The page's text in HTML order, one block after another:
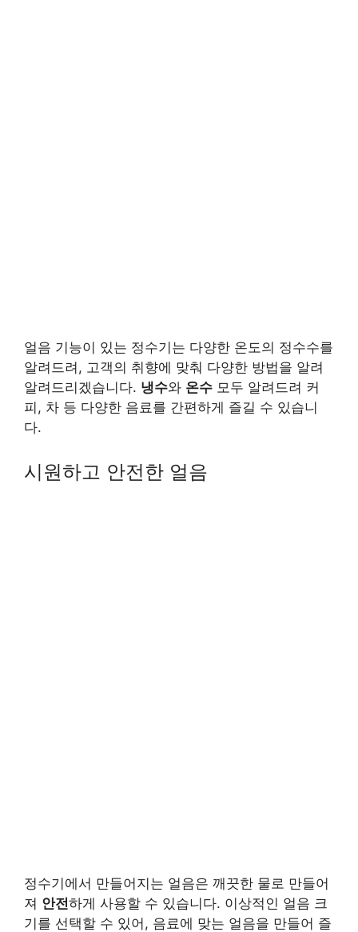
얼음 기능이 있는 정수기는 다양한 온도의 정수수를
알려드려, 고객의 취향에 맞춰 다양한 방법을 알려
알려드리겠습니다. 냉수와 온수 모두 알려드려 커
피, 차 등 다양한 음료를 간편하게 즐길 수 있습니
다.
시원하고 안전한 얼음
정수기에서 만들어지는 얼음은 깨끗한 물로 만들어
져 안전하게 사용할 수 있습니다. 이상적인 얼음 크
기를 선택할 수 있어, 음료에 맞는 얼음을 만들어 즐